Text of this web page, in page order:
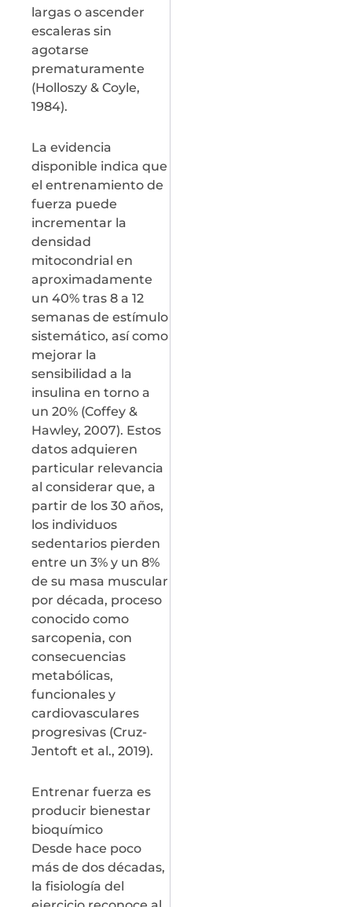
largas o ascender
escaleras sin
agotarse
prematuramente
(Holloszy & Coyle,
1984).
La evidencia
disponible indica que
el entrenamiento de
fuerza puede
incrementar la
densidad
mitocondrial en
aproximadamente
un 40% tras 8 a 12
semanas de estímulo
sistemático, así como
mejorar la
sensibilidad a la
insulina en torno a
un 20% (Coffey &
Hawley, 2007). Estos
datos adquieren
particular relevancia
al considerar que, a
partir de los 30 años,
los individuos
sedentarios pierden
entre un 3% y un 8%
de su masa muscular
por década, proceso
conocido como
sarcopenia, con
consecuencias
metabólicas,
funcionales y
cardiovasculares
progresivas (Cruz-
Jentoft et al., 2019).
Entrenar fuerza es
producir bienestar
bioquímico
Desde hace poco
más de dos décadas,
la fisiología del